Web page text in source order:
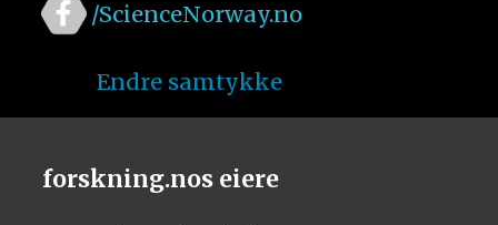
/ScienceNorway.no
Endre samtykke
forskning.nos eiere